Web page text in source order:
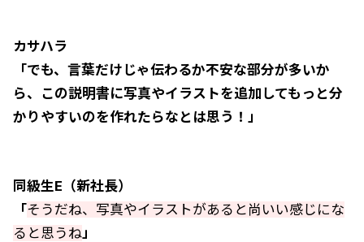
カサハラ
「でも、言葉だけじゃ伝わるか不安な部分が多いか
ら、この説明書に写真やイラストを追加してもっと分
かりやすいのを作れたらなとは思う！」
同級生E（新社長）
「そうだね、写真やイラストがあると尚いい感じにな
ると思うね 」